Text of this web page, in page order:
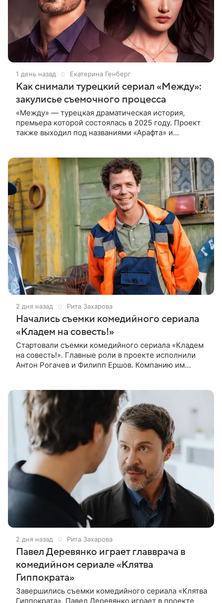
1 день назад Екатерина Генберг
Как снимали турецкий сериал «Между»:
закулисье съемочного процесса
«Между» — турецкая драматическая история,
премьера которой состоялась в 2025 году. Проект
также выходил под названиями «Арафта» и
2 дня назад Рита Захарова
Начались съемки комедийного сериала
«Кладем на совесть!»
Стартовали съемки комедийного сериала «Кладем
на совесть!». Главные роли в проекте исполнили
Антон Рогачев и Филипп Ершов. Компанию им
2 дня назад Рита Захарова
Павел Деревянко играет главврача в
комедийном сериале «Клятва
Гиппократа»
Завершились съемки комедийного сериала «Клятва
Гиппократа». Павел Деревянко играет в проекте